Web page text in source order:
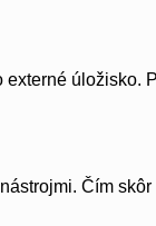
úložisko.
Čím